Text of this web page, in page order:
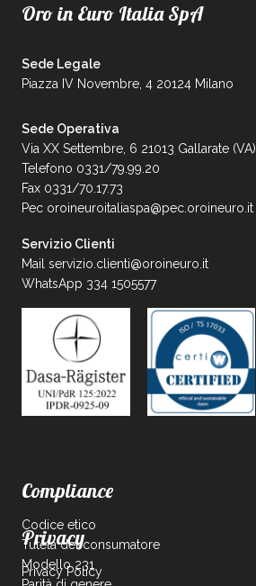
Oro in Euro Italia SpA
Sede Legale
Piazza IV Novembre, 4 20124 Milano
Sede Operativa
Via XX Settembre, 6 21013 Gallarate (VA)
Telefono 0331/79.99.20
Fax 0331/70.17.73
Pec oroineuroitaliaspa@pec.oroineuro.it
Servizio Clienti
Mail servizio.clienti@oroineuro.it
WhatsApp 334 1505577
Compliance
Codice etico
Tutela del consumatore
Modello 231
Privacy
Privacy Policy